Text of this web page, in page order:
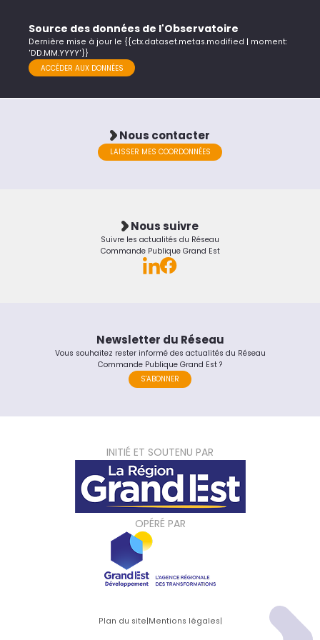
Source des données de l'Observatoire
Dernière mise à jour le {{ctx.dataset.metas.modified | moment:
'DD.MM.YYYY'}}
ACCÉDER AUX DONNÉES
Nous contacter
LAISSER MES COORDONNÉES
Nous suivre
Suivre les actualités du Réseau
Commande Publique Grand Est
Newsletter du Réseau
Vous souhaitez rester informé des actualités du Réseau
Commande Publique Grand Est ?
S'ABONNER
INITIÉ ET SOUTENU PAR
OPÉRÉ PAR
Plan du site|Mentions légales|